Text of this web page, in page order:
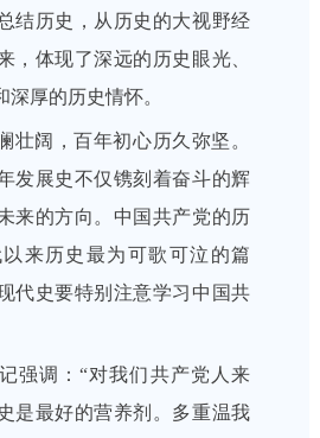
结历史，从历史的大视野经
，体现了深远的历史眼光、
厚的历史情怀。
壮阔，百年初心历久弥坚。
发展史不仅镌刻着奋斗的辉
来的方向。中国共产党的历
来历史最为可歌可泣的篇
代史要特别注意学习中国共
强调：“对我们共产党人来
是最好的营养剂。多重温我